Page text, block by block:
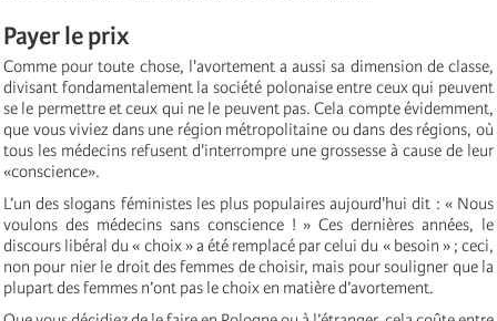
Payer le prix
Comme pour toute chose, l'avortement a aussi sa dimension de classe,
divisant fondamentalement la société polonaise entre ceux qui peuvent
se le permettre et ceux qui ne le peuvent pas. Cela compte évidemment,
que vous viviez dans une région métropolitaine ou dans des régions, où
tous les médecins refusent d'interrompre une grossesse à cause de leur
«conscience».
L’un des slogans féministes les plus populaires aujourd'hui dit : « Nous
voulons des médecins sans conscience ! » Ces dernières années, le
discours libéral du « choix » a été remplacé par celui du « besoin » ; ceci,
non pour nier le droit des femmes de choisir, mais pour souligner que la
plupart des femmes n’ont pas le choix en matière d’avortement.